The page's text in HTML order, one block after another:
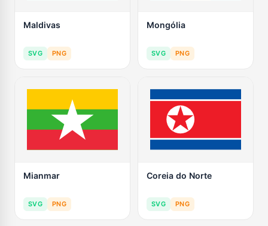
Maldivas
SVG PNG
Mongólia
SVG PNG
Mianmar
SVG PNG
Coreia do Norte
SVG PNG